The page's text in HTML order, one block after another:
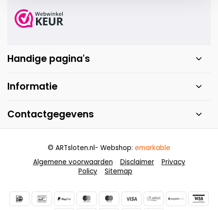
Handige pagina's
Informatie
Contactgegevens
Algemene voorwaarden Disclaimer
Privacy
Policy
Sitemap
© ARTsloten.nl- Webshop: emarkable